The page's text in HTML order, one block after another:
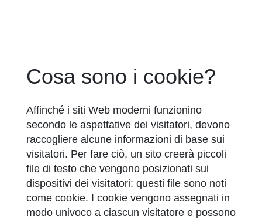
Cosa sono i cookie?
Affinché i siti Web moderni funzionino
secondo le aspettative dei visitatori, devono
raccogliere alcune informazioni di base sui
visitatori. Per fare ciò, un sito creerà piccoli
file di testo che vengono posizionati sui
dispositivi dei visitatori: questi file sono noti
come cookie. I cookie vengono assegnati in
modo univoco a ciascun visitatore e possono